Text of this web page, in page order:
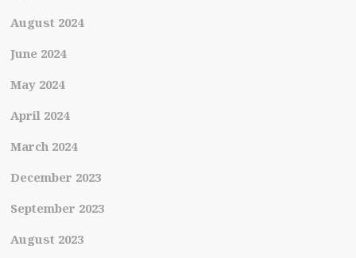
August 2024
June 2024
May 2024
April 2024
March 2024
December 2023
September 2023
August 2023